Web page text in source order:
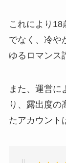
これにより18
でなく、冷や
ゆるロマンス
また、運営に
り、露出度の
たアカウント